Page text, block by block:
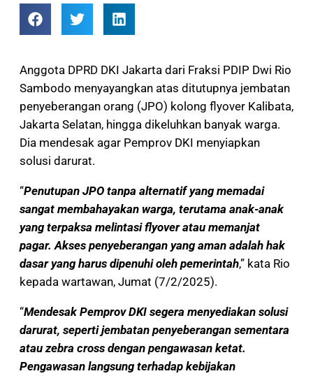
Anggota DPRD DKI Jakarta dari Fraksi PDIP Dwi Rio
Sambodo menyayangkan atas ditutupnya jembatan
penyeberangan orang (JPO) kolong flyover Kalibata,
Jakarta Selatan, hingga dikeluhkan banyak warga.
Dia mendesak agar Pemprov DKI menyiapkan
solusi darurat.
“Penutupan JPO tanpa alternatif yang memadai
sangat membahayakan warga, terutama anak-anak
yang terpaksa melintasi flyover atau memanjat
pagar. Akses penyeberangan yang aman adalah hak
dasar yang harus dipenuhi oleh pemerintah,” kata Rio
kepada wartawan, Jumat (7/2/2025).
“Mendesak Pemprov DKI segera menyediakan solusi
darurat, seperti jembatan penyeberangan sementara
atau zebra cross dengan pengawasan ketat.
Pengawasan langsung terhadap kebijakan